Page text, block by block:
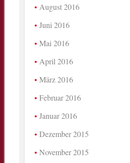
August 2016
Juni 2016
Mai 2016
April 2016
März 2016
Februar 2016
Januar 2016
Dezember 2015
November 2015